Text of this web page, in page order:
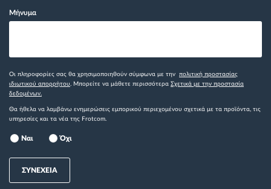
Μήνυμα
Οι πληροφορίες σας θα χρησιμοποιηθούν σύμφωνα με την πολιτική προστασίας
ιδιωτικού απορρήτου . Μπορείτε να μάθετε περισσότερα Σχετικά με την προστασία
δεδομένων.
Θα ήθελα να λαμβάνω ενημερώσεις εμπορικού περιεχομένου σχετικά με τα προϊόντα, τις
υπηρεσίες και τα νέα της Frotcom.
Ναι Όχι
ΣΥΝΕΧΕΙΑ